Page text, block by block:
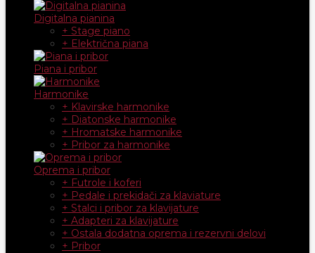
Digitalna pianina
+ Stage piano
+ Električna piana
Piana i pribor
Harmonike
+ Klavirske harmonike
+ Diatonske harmonike
+ Hromatske harmonike
+ Pribor za harmonike
Oprema i pribor
+ Futrole i koferi
+ Pedale i prekidači za klaviature
+ Stalci i pribor za klavijature
+ Adapteri za klavijature
+ Ostala dodatna oprema i rezervni delovi
+ Pribor